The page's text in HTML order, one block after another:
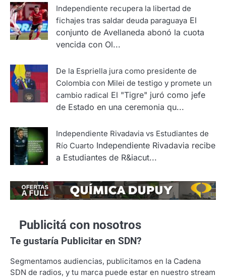
Independiente recupera la libertad de
fichajes tras saldar deuda paraguaya El
conjunto de Avellaneda abonó la cuota
vencida con Ol...
De la Espriella jura como presidente de
Colombia con Milei de testigo y promete un
cambio radical El "Tigre" juró como jefe
de Estado en una ceremonia qu...
Independiente Rivadavia vs Estudiantes de
Río Cuarto Independiente Rivadavia recibe
a Estudiantes de R&iacut...
Publicitá con nosotros
Te gustaría Publicitar en SDN?
Segmentamos audiencias, publicitamos en la Cadena
SDN de radios, y tu marca puede estar en nuestro stream